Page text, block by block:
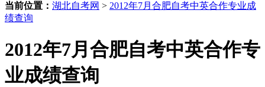
当前位置： 湖北自考网 > 2012年7月合肥自考中英合作专业成
绩查询
2012年7月合肥自考中英合作专
业成绩查询